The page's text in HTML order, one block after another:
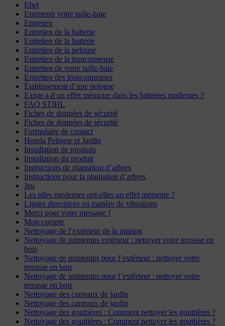
Eliet
Entretenir votre taille-haie
Entretien
Entretien de la batterie
Entretien de la batterie
Entretien de la pelouse
Entretien de la tronçonneuse
Entretien de votre taille-haie
Entretien des tronçonneuses
Établissement d’une pelouse
Existe-t-il un effet mémoire dans les batteries modernes ?
FAQ STIHL
Fiches de données de sécurité
Fiches de données de sécurité
Formulaire de contact
Honda Pelouse et Jardin
Installation de produits
Installation du produit
Instructions de plantation d’arbres
Instructions pour la plantation d’arbres
Jeu
Les piles modernes ont-elles un effet mémoire ?
Lignes directrices en matière de vibrations
Merci pour votre message !
Mon compte
Nettoyage de l’extérieur de la maison
Nettoyage de printemps extérieur : nettoyer votre terrasse en
bois
Nettoyage de printemps pour l’extérieur : nettoyer votre
terrasse en bois
Nettoyage de printemps pour l’extérieur : nettoyer votre
terrasse en bois
Nettoyage des carreaux de jardin
Nettoyage des carreaux de jardin
Nettoyage des gouttières : Comment nettoyer les gouttières ?
Nettoyage des gouttières : Comment nettoyer les gouttières ?